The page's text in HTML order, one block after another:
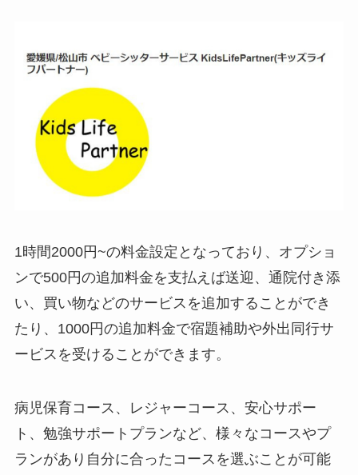
1時間2000円~の料金設定となっており、オプショ
ンで500円の追加料金を支払えば送迎、通院付き添
い、買い物などのサービスを追加することができ
たり、1000円の追加料金で宿題補助や外出同行サ
ービスを受けることができます。
病児保育コース、レジャーコース、安心サポー
ト、勉強サポートプランなど、様々なコースやプ
ランがあり自分に合ったコースを選ぶことが可能